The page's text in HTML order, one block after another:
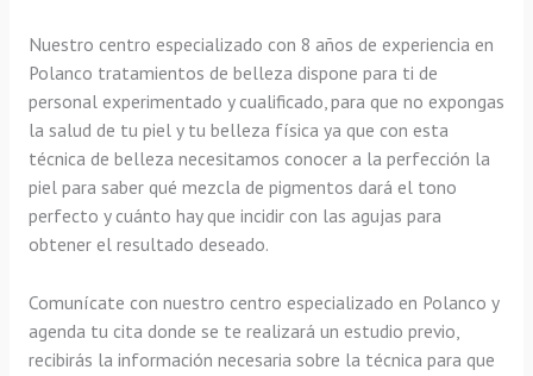
Nuestro centro especializado con 8 años de experiencia en
Polanco tratamientos de belleza dispone para ti de
personal experimentado y cualificado, para que no expongas
la salud de tu piel y tu belleza física ya que con esta
técnica de belleza necesitamos conocer a la perfección la
piel para saber qué mezcla de pigmentos dará el tono
perfecto y cuánto hay que incidir con las agujas para
obtener el resultado deseado.
Comunícate con nuestro centro especializado en Polanco y
agenda tu cita donde se te realizará un estudio previo,
recibirás la información necesaria sobre la técnica para que